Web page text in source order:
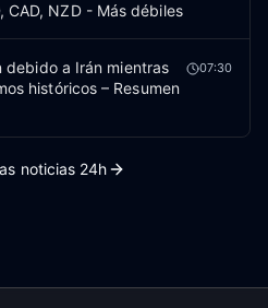
CAD, NZD - Más débiles
debido a Irán mientras
históricos – Resumen
07:30
noticias 24h